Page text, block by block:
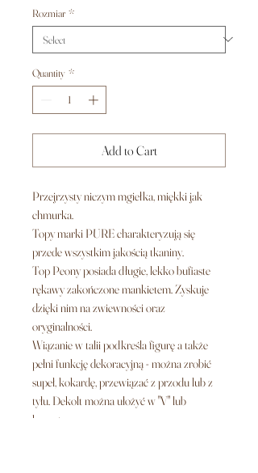
Rozmiar *
Quantity *
Add to Cart
Przejrzysty niczym mgiełka, miękki jak
chmurka.
Topy marki PURE charakteryzują się
przede wszystkim jakością tkaniny.
Top Peony posiada długie, lekko bufiaste
rękawy zakończone mankietem. Zyskuje
dzięki nim na zwiewności oraz
oryginalności.
Wiązanie w talii podkreśla figurę a także
pełni funkcję dekoracyjną - można zrobić
supeł, kokardę, przewiązać z przodu lub z
tyłu. Dekolt można ułożyć w "V" lub
kopertowo.